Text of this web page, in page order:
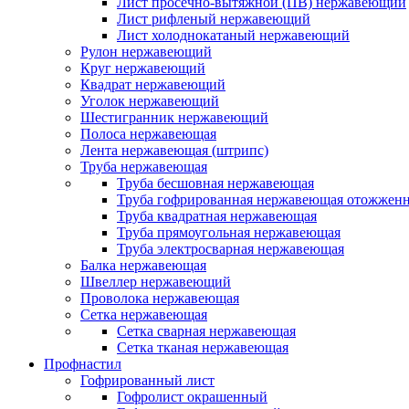
Лист рифленый нержавеющий
Лист холоднокатаный нержавеющий
Рулон нержавеющий
Круг нержавеющий
Квадрат нержавеющий
Уголок нержавеющий
Шестигранник нержавеющий
Полоса нержавеющая
Лента нержавеющая (штрипс)
Труба нержавеющая
Труба бесшовная нержавеющая
Труба гофрированная нержавеющая
Труба квадратная нержавеющая
Труба прямоугольная нержавеющая
Труба электросварная нержавеющая
Балка нержавеющая
Швеллер нержавеющий
Проволока нержавеющая
Сетка нержавеющая
Сетка сварная нержавеющая
Сетка тканая нержавеющая
Профнастил
Гофрированный лист
Гофролист окрашенный